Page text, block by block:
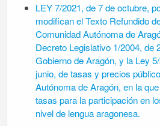
LEY 7/2021, de 7 de octubre,
modifican el Texto Refundido
Comunidad Autónoma de
Decreto Legislativo 1/2004, de
Gobierno de Aragón, y la Ley
junio, de tasas y precios
Autónoma de Aragón, en la
tasas para la participación en
nivel de lengua aragonesa.